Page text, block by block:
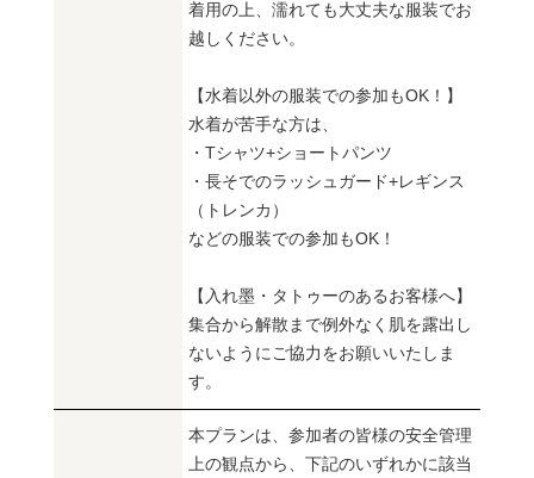
着用の上、濡れても大丈夫な服装でお
越しください。
【水着以外の服装での参加もOK！】
水着が苦手な方は、
・Tシャツ+ショートパンツ
・長そでのラッシュガード+レギンス
（トレンカ）
などの服装での参加もOK！
【入れ墨・タトゥーのあるお客様へ】
集合から解散まで例外なく肌を露出し
ないようにご協力をお願いいたしま
す。
本プランは、参加者の皆様の安全管理
上の観点から、下記のいずれかに該当